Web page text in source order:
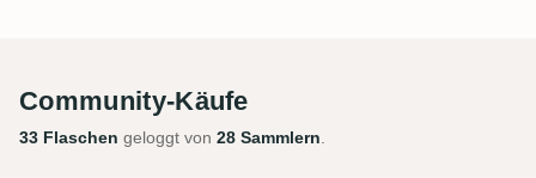
Community-Käufe
33 Flaschen geloggt von 28 Sammlern.